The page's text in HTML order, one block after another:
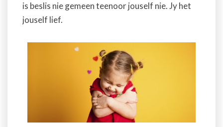
is beslis nie gemeen teenoor jouself nie. Jy het
jouself lief.